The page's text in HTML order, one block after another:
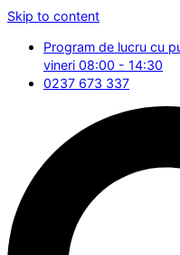
Skip to content
Program de lucru cu
vineri 08:00 - 14:30
0237 673 337